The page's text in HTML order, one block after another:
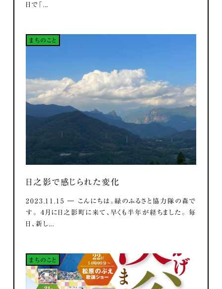
日で「...
まちのこと
日之影で感じられた変化
2023.11.15 ― こんにちは。緑のふるさと協力隊の森で
す。 ４月に日之影町に来て、早くも半年が経ちました。 毎
日、新し...
まちのこと